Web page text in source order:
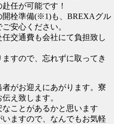
任が可能です！
開栓準備(※1)も、BREXAグル
安心ください。
任交通費も会社にて負担致し
すので、忘れずに取ってき
者がお迎えにあがります。寮
え致します。
ことがあるかと思います
ますので、なんでもお気軽